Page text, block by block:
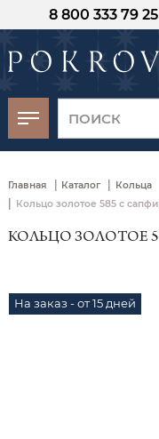
8 800 333 79 25
Главная | Каталог | Кольца
| Кольцо золотое 585 с
КОЛЬЦО ЗОЛОТОЕ
На заказ - от 15 дней
-30%
от
момента оплаты